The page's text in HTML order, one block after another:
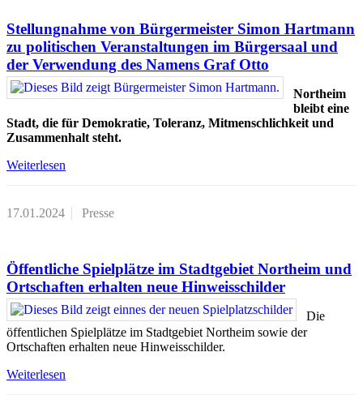
Stellungnahme von Bürgermeister Simon Hartmann
zu politischen Veranstaltungen im Bürgersaal und
der Verwendung des Namens Graf Otto
Northeim
bleibt eine
Stadt, die für Demokratie, Toleranz, Mitmenschlichkeit und
Zusammenhalt steht.
Weiterlesen
17.01.2024 Presse
Öffentliche Spielplätze im Stadtgebiet Northeim und
Ortschaften erhalten neue Hinweisschilder
Die
öffentlichen Spielplätze im Stadtgebiet Northeim sowie der
Ortschaften erhalten neue Hinweisschilder.
Weiterlesen